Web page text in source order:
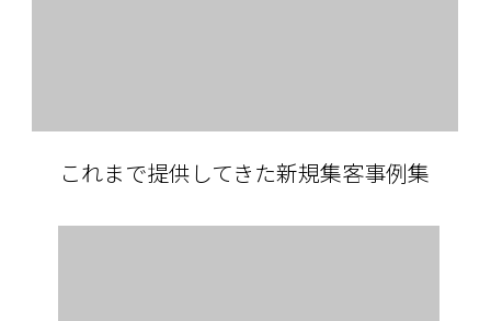
これまで提供してきた新規集客事例集